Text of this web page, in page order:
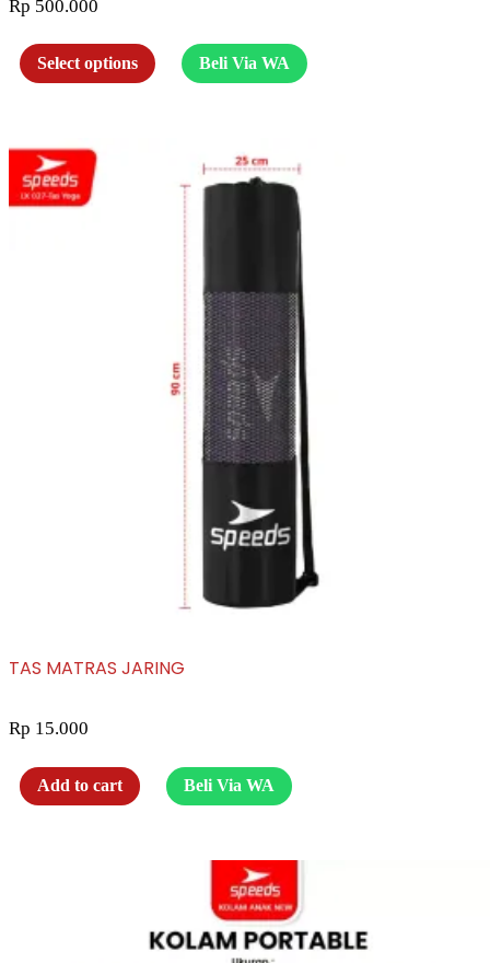
Rp 500.000
Select options Beli Via WA
TAS MATRAS JARING
Rp 15.000
Add to cart Beli Via WA